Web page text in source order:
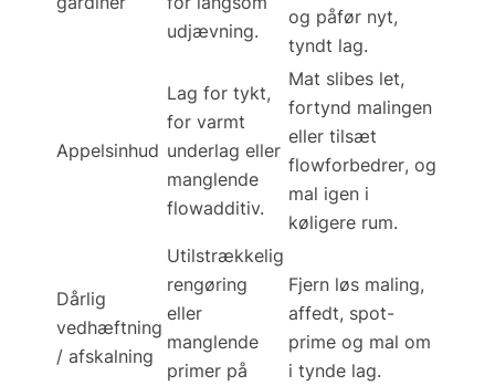
udjævning.
og påfør nyt,
tyndt lag.
Appelsinhud
Lag for tykt,
for varmt
underlag eller
manglende
flowadditiv.
Mat slibes let,
fortynd malingen
eller tilsæt
flowforbedrer, og
mal igen i
køligere rum.
Dårlig
vedhæftning
/ afskalning
Utilstrækkelig
rengøring
eller
manglende
primer på
Fjern løs maling,
affedt, spot-
prime og mal om
i tynde lag.